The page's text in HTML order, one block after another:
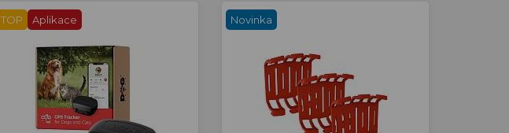
TOP Aplikace Novinka